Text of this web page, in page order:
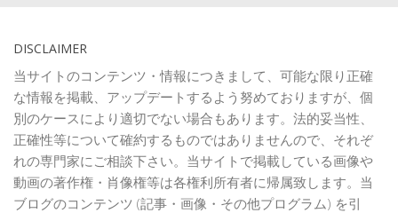
DISCLAIMER
当サイトのコンテンツ・情報につきまして、可能な限り正確
な情報を掲載、アップデートするよう努めておりますが、個
別のケースにより適切でない場合もあります。法的妥当性、
正確性等について確約するものではありませんので、それぞ
れの専門家にご相談下さい。当サイトで掲載している画像や
動画の著作権・肖像権等は各権利所有者に帰属致します。当
ブログのコンテンツ (記事・画像・その他プログラム) を引